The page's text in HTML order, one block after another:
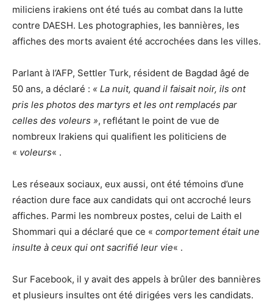
miliciens irakiens ont été tués au combat dans la lutte
contre DAESH. Les photographies, les bannières, les
affiches des morts avaient été accrochées dans les villes.
Parlant à l’AFP, Settler Turk, résident de Bagdad âgé de
50 ans, a déclaré : « La nuit, quand il faisait noir, ils ont
pris les photos des martyrs et les ont remplacés par
celles des voleurs », reflétant le point de vue de
nombreux Irakiens qui qualifient les politiciens de
« voleurs« .
Les réseaux sociaux, eux aussi, ont été témoins d’une
réaction dure face aux candidats qui ont accroché leurs
affiches. Parmi les nombreux postes, celui de Laith el
Shommari qui a déclaré que ce « comportement était une
insulte à ceux qui ont sacrifié leur vie« .
Sur Facebook, il y avait des appels à brûler des bannières
et plusieurs insultes ont été dirigées vers les candidats.